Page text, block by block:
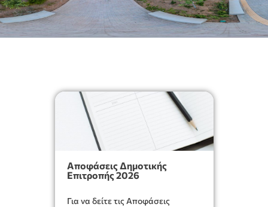
Αποφάσεις Δημοτικής
Επιτροπής 2026
Για να δείτε τις Αποφάσεις